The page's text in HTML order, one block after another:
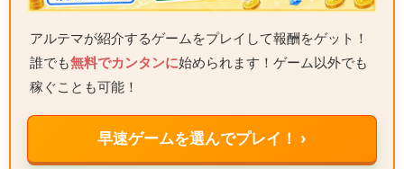
アルテマが紹介するゲームをプレイして報酬をゲット！
誰でも無料でカンタンに始められます！ゲーム以外でも
稼ぐことも可能！
早速ゲームを選んでプレイ！ ›